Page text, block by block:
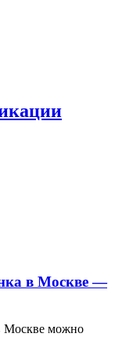
в Москве —
Москве можно